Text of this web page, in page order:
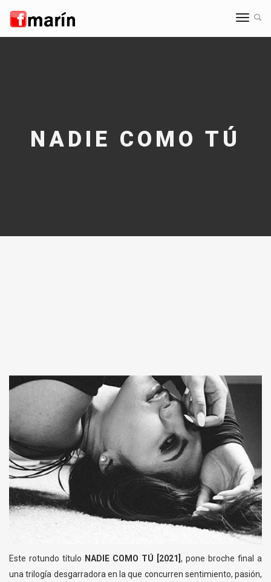
Toggle
NADIE COMO TÚ
Este rotundo título NADIE COMO TÚ [2021], pone broche final a
una trilogía desgarradora en la que concurren sentimiento, pasión,